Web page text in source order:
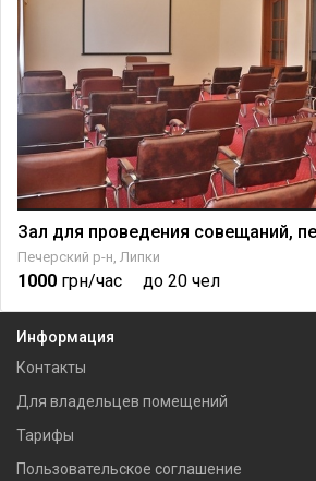
Зал для проведения совещаний,
Печерский р-н, Липки
1000 грн/час до 20 чел
Информация
Контакты
Для владельцев помещений
Тарифы
Пользовательское соглашение